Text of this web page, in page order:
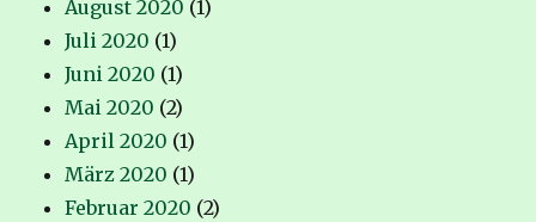
August 2020 (1)
Juli 2020 (1)
Juni 2020 (1)
Mai 2020 (2)
April 2020 (1)
März 2020 (1)
Februar 2020 (2)